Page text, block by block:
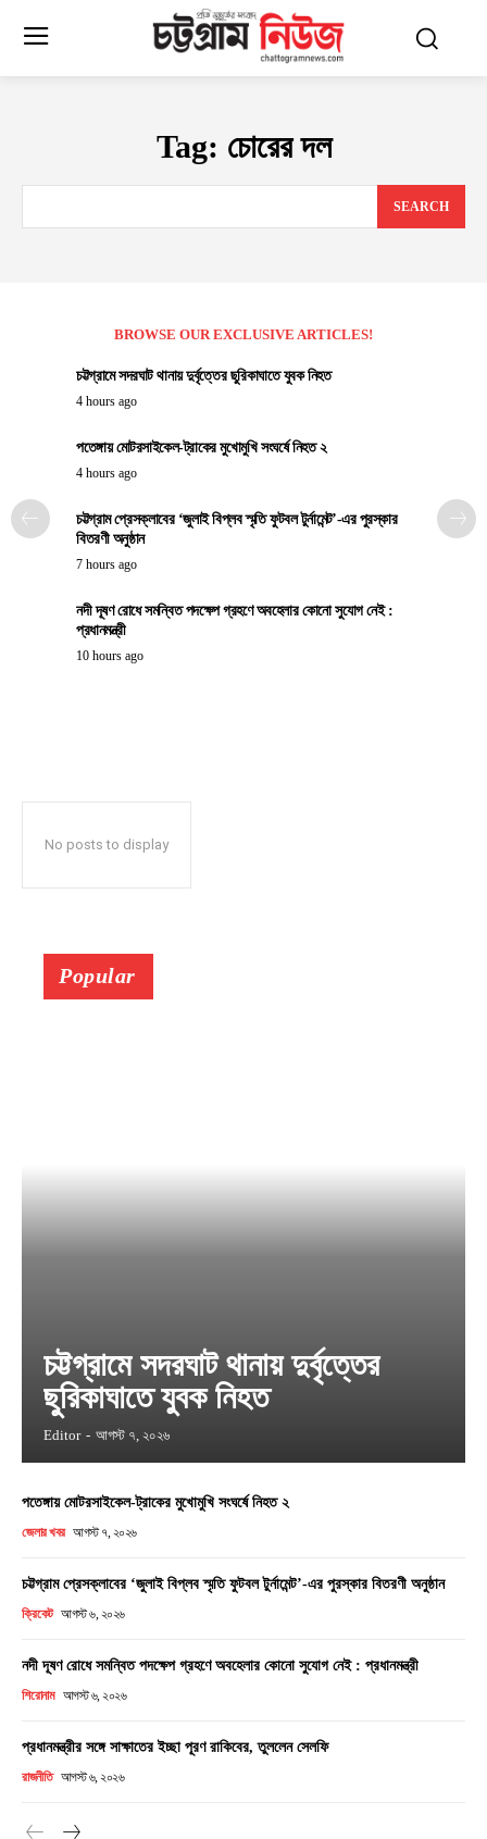
Tag: চোরের দল
SEARCH
BROWSE OUR EXCLUSIVE ARTICLES!
চট্টগ্রামে সদরঘাট থানায় দুর্বৃত্তের ছুরিকাঘাতে যুবক নিহত
4 hours ago
পতেঙ্গায় মোটরসাইকেল-ট্রাকের মুখোমুখি সংঘর্ষে নিহত ২
4 hours ago
চট্টগ্রাম প্রেসক্লাবের ‘জুলাই বিপ্লব স্মৃতি ফুটবল টুর্নামেন্ট’-এর পুরস্কার
বিতরণী অনুষ্ঠান
7 hours ago
নদী দূষণ রোধে সমন্বিত পদক্ষেপ গ্রহণে অবহেলার কোনো সুযোগ নেই :
প্রধানমন্ত্রী
10 hours ago
No posts to display
Popular
চট্টগ্রামে সদরঘাট থানায় দুর্বৃত্তের
ছুরিকাঘাতে যুবক নিহত
Editor - আগস্ট ৭, ২০২৬
পতেঙ্গায় মোটরসাইকেল-ট্রাকের মুখোমুখি সংঘর্ষে নিহত ২
জেলার খবর আগস্ট ৭, ২০২৬
চট্টগ্রাম প্রেসক্লাবের ‘জুলাই বিপ্লব স্মৃতি ফুটবল টুর্নামেন্ট’-এর পুরস্কার বিতরণী অনুষ্ঠান
ক্রিকেট আগস্ট ৬, ২০২৬
নদী দূষণ রোধে সমন্বিত পদক্ষেপ গ্রহণে অবহেলার কোনো সুযোগ নেই : প্রধানমন্ত্রী
শিরোনাম আগস্ট ৬, ২০২৬
প্রধানমন্ত্রীর সঙ্গে সাক্ষাতের ইচ্ছা পূরণ রাকিবের, তুললেন সেলফি
রাজনীতি আগস্ট ৬, ২০২৬